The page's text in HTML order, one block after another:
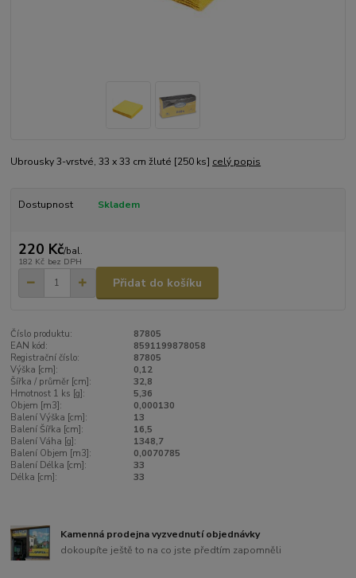
Ubrousky 3-vrstvé, 33 x 33 cm žluté [250 ks] celý popis
Dostupnost Skladem
220 Kč/bal.
182 Kč bez DPH
Přidat do košíku
Číslo produktu:
87805
EAN kód:
8591199878058
Registrační číslo:
87805
Výška [cm]:
0,12
Šířka / průměr [cm]:
32,8
Hmotnost 1 ks [g]:
5,36
Objem [m3]:
0,000130
Balení Výška [cm]:
13
Balení Šířka [cm]:
16,5
Balení Váha [g]:
1348,7
Balení Objem [m3]:
0,0070785
Balení Délka [cm]:
33
Délka [cm]:
33
Kamenná prodejna vyzvednutí objednávky
dokoupíte ještě to na co jste předtím zapomněli